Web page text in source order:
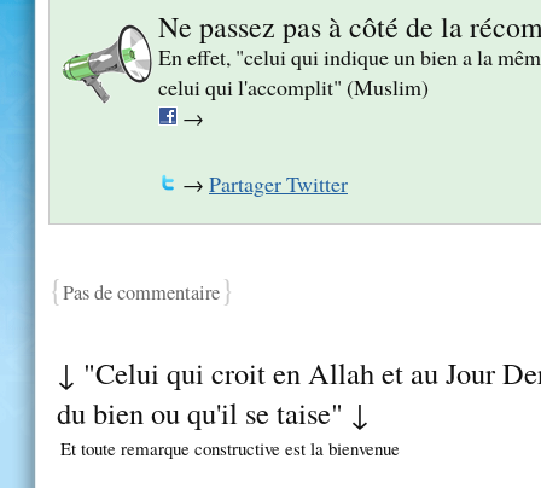
Ne passez pas à côté de la
En effet, "celui qui indique un bien a la
celui qui l'accomplit" (Muslim)
→
→ Partager Twitter
{Pas de commentaire}
↓ "Celui qui croit en Allah et au Jour
du bien ou qu'il se taise" ↓
Et toute remarque constructive est la bienvenue